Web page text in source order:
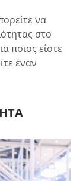
να
στο
ποιος είστε
έναν